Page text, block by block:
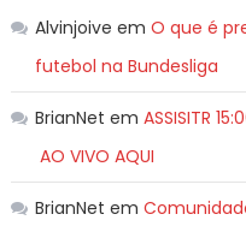
Alvinjoive em O que é
futebol na Bundesliga
BrianNet em ASSISITR
AO VIVO AQUI
BrianNet em